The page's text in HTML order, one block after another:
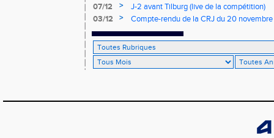
07/12
>
J-2 avant Tilburg (live de la compétition)
03/12
> Compte-rendu de la CRJ du 20 novembre